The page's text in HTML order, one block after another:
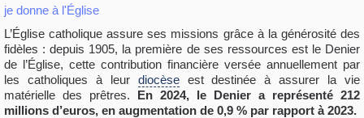
je donne à l'Église
L’Église catholique assure ses missions grâce à la générosité des
fidèles : depuis 1905, la première de ses ressources est le Denier
de l’Église, cette contribution financière versée annuellement par
les catholiques à leur diocèseest destinée à assurer la vie
matérielle des prêtres. En 2024, le Denier a représenté 212
millions d’euros, en augmentation de 0,9 % par rapport à 2023.